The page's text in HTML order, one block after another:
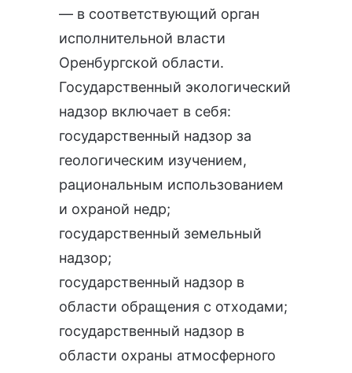
— в соответствующий орган
исполнительной власти
Оренбургской области.
Государственный экологический
надзор включает в себя:
государственный надзор за
геологическим изучением,
рациональным использованием
и охраной недр;
государственный земельный
надзор;
государственный надзор в
области обращения с отходами;
государственный надзор в
области охраны атмосферного